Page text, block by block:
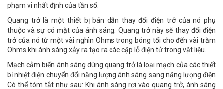
phạm vi nhất định của tần số.
Quang trở là một thiết bị bán dẫn thay đổi điện trở của nó phụ
thuộc và sự có mặt của ánh sáng. Quang trở này sẽ thay đổi điện
trở của nó từ một vài nghìn Ohms trong bóng tối cho đến vài trăm
Ohms khi ánh sáng xảy ra tạo ra các cặp lỗ điện tử trong vật liệu.
Mạch cảm biến ánh sáng dùng quang trở là loại mạch của các thiết
bị nhiệt điện chuyển đổi năng lượng ánh sáng sang năng lượng điện
Có thể tóm tắt như sau: Khi ánh sáng rơi vào quang trở, ánh sáng